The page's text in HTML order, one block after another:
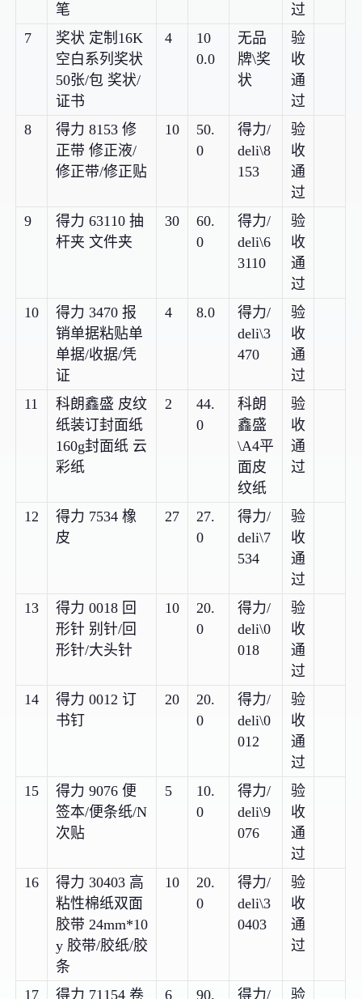
笔
过
7
奖状 定制16K
空白系列奖状
50张/包 奖状/
证书
4
10
0.0
无品
牌\奖
状
验
收
通
过
8
得力 8153 修
正带 修正液/
修正带/修正贴
10
50.
0
得力/
deli\8
153
验
收
通
过
9
得力 63110 抽
杆夹 文件夹
30
60.
0
得力/
deli\6
3110
验
收
通
过
10
得力 3470 报
销单据粘贴单
单据/收据/凭
证
4 8.0
得力/
deli\3
470
验
收
通
过
11
科朗鑫盛 皮纹
纸装订封面纸
160g封面纸 云
彩纸
2
44.
0
科朗
鑫盛
\A4平
面皮
纹纸
验
收
通
过
12
得力 7534 橡
皮
27
27.
0
得力/
deli\7
534
验
收
通
过
13
得力 0018 回
形针 别针/回
形针/大头针
10
20.
0
得力/
deli\0
018
验
收
通
过
14
得力 0012 订
书钉
20
20.
0
得力/
deli\0
012
验
收
通
过
15
得力 9076 便
签本/便条纸/N
次贴
5
10.
0
得力/
deli\9
076
验
收
通
过
16
得力 30403 高
粘性棉纸双面
胶带 24mm*10
y 胶带/胶纸/胶
条
10
20.
0
得力/
deli\3
0403
验
收
通
过
17
得力 71154 卷
6
90.
得力/
验